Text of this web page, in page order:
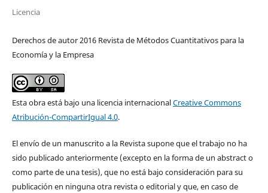
Licencia
Derechos de autor 2016 Revista de Métodos Cuantitativos para la
Economía y la Empresa
Esta obra está bajo una licencia internacionalCreative Commons
Atribución-CompartirIgual 4.0.
El envío de un manuscrito a la Revista supone que el trabajo no ha
sido publicado anteriormente (excepto en la forma de un abstract o
como parte de una tesis), que no está bajo consideración para su
publicación en ninguna otra revista o editorial y que, en caso de